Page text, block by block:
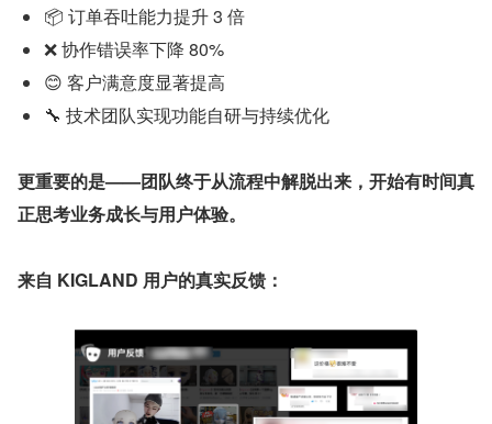
📦 订单吞吐能力提升 3 倍
❌ 协作错误率下降 80%
😊 客户满意度显著提高
🔧 技术团队实现功能自研与持续优化
更重要的是——团队终于从流程中解脱出来，开始有时间真
正思考业务成长与用户体验。
来自 KIGLAND 用户的真实反馈：